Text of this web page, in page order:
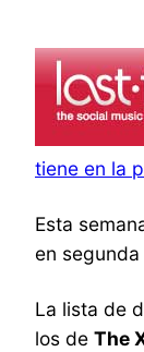
tiene en la
Esta
en segunda
La lista de
los de The